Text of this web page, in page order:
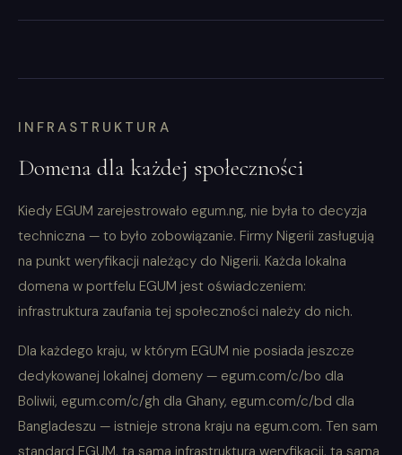
INFRASTRUKTURA
Domena dla każdej społeczności
Kiedy EGUM zarejestrowało egum.ng, nie była to decyzja
techniczna — to było zobowiązanie. Firmy Nigerii zasługują
na punkt weryfikacji należący do Nigerii. Każda lokalna
domena w portfelu EGUM jest oświadczeniem:
infrastruktura zaufania tej społeczności należy do nich.
Dla każdego kraju, w którym EGUM nie posiada jeszcze
dedykowanej lokalnej domeny — egum.com/c/bo dla
Boliwii, egum.com/c/gh dla Ghany, egum.com/c/bd dla
Bangladeszu — istnieje strona kraju na egum.com. Ten sam
standard EGUM, ta sama infrastruktura weryfikacji, ta sama